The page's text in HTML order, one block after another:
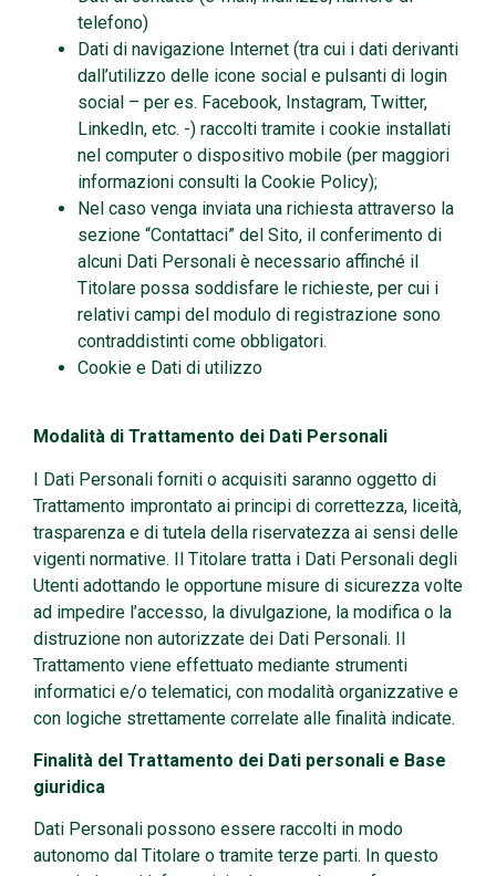
telefono)
Dati di navigazione Internet (tra cui i dati derivanti
dall’utilizzo delle icone social e pulsanti di login
social – per es. Facebook, Instagram, Twitter,
LinkedIn, etc. -) raccolti tramite i cookie installati
nel computer o dispositivo mobile (per maggiori
informazioni consulti la Cookie Policy);
Nel caso venga inviata una richiesta attraverso la
sezione “Contattaci” del Sito, il conferimento di
alcuni Dati Personali è necessario affinché il
Titolare possa soddisfare le richieste, per cui i
relativi campi del modulo di registrazione sono
contraddistinti come obbligatori.
Cookie e Dati di utilizzo
Modalità di Trattamento dei Dati Personali
I Dati Personali forniti o acquisiti saranno oggetto di
Trattamento improntato ai principi di correttezza, liceità,
trasparenza e di tutela della riservatezza ai sensi delle
vigenti normative. Il Titolare tratta i Dati Personali degli
Utenti adottando le opportune misure di sicurezza volte
ad impedire l’accesso, la divulgazione, la modifica o la
distruzione non autorizzate dei Dati Personali. Il
Trattamento viene effettuato mediante strumenti
informatici e/o telematici, con modalità organizzative e
con logiche strettamente correlate alle finalità indicate.
Finalità del Trattamento dei Dati personali e Base
giuridica
Dati Personali possono essere raccolti in modo
autonomo dal Titolare o tramite terze parti. In questo